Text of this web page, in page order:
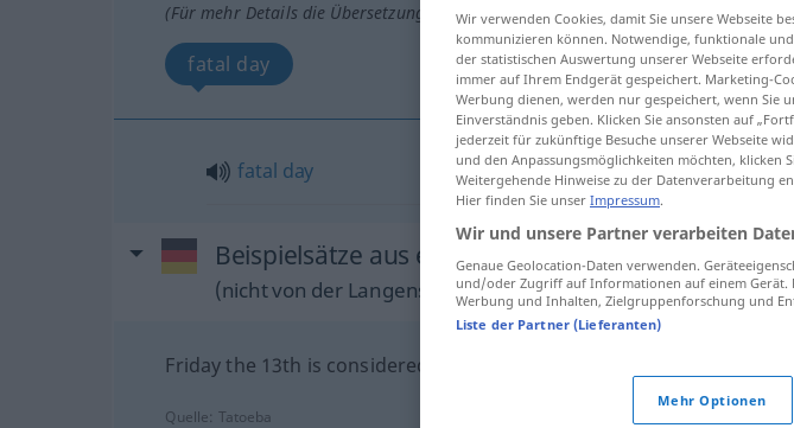
(Für mehr Details die Übersetzung anklicken/antippen)
fatal day
fatal day
Beispielsätze aus externen Quellen für
(nicht von der Langenscheidt Redaktion geprüft)
Friday the 13th is considered an unlucky day.
Unglückstag.
Quelle: Tatoeba
Wir verwenden Cookies, damit Sie unsere Webseite
kommunizieren können. Notwendige, funktionale
der statistischen Auswertung unserer Webseite
immer auf Ihrem Endgerät gespeichert. Marketing-
Werbung dienen, werden nur gespeichert, wenn Sie
Einverständnis geben. Klicken Sie ansonsten auf
jederzeit für zukünftige Besuche unserer Webseite
und den Anpassungsmöglichkeiten möchten, klicken
Weitergehende Hinweise zu der Datenverarbeitung
Hier finden Sie unser Impressum.
Wir und unsere Partner verarbeiten
Genaue Geolocation-Daten verwenden.
und/oder Zugriff auf Informationen auf einem Gerät.
Werbung und Inhalten, Zielgruppenforschung und
Liste der Partner (Lieferanten)
Mehr Optionen